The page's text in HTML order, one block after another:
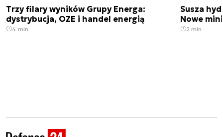
Trzy filary wyników Grupy Energa:
dystrybucja, OZE i handel energią
4 min.
Susza
Nowe
2 min.